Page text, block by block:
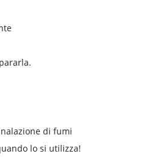
di fumi
lo si utilizza!